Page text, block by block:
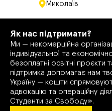
Анна — активістка
УСС. Виросла в
місті
Первомайську, що
на Миколаївщині.
Миколаїв
Як нас підтримати?
Ми — некомерційна
індивідуальної та
безоплатні освітні проєкти
підтримка допомагає нам
Україну — кошти
адвокацію та операційну
Студенти за Свободу».